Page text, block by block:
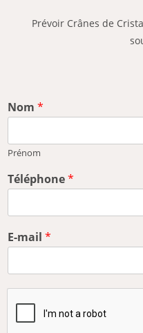
Prévoir Crânes de
Nom *
Prénom
Téléphone*
E-mail *